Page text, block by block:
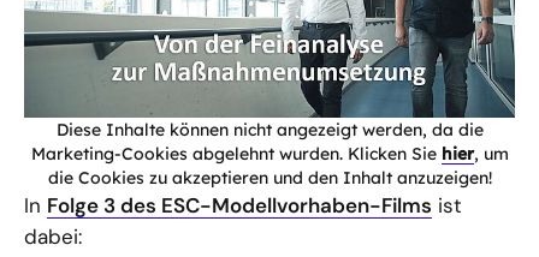
Diese Inhalte können nicht angezeigt werden, da die
Marketing-Cookies abgelehnt wurden. Klicken Sie hier, um
die Cookies zu akzeptieren und den Inhalt anzuzeigen!
In Folge 3 des ESC-Modellvorhaben-Films ist
dabei: